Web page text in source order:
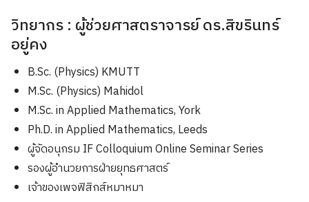
วิทยากร : ผู้ช่วยศาสตราจารย์ ดร.สิขรินทร์
อยู่คง
B.Sc. (Physics) KMUTT
M.Sc. (Physics) Mahidol
M.Sc. in Applied Mathematics, York
Ph.D. in Applied Mathematics, Leeds
ผู้จัดอนุกรม IF Colloquium Online Seminar Series
รองผู้อำนวยการฝ่ายยุทธศาสตร์
เจ้าของเพจฟิสิกส์หมาหมา